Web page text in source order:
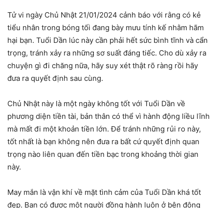
Tử vi ngày Chủ Nhật 21/01/2024 cảnh báo với rằng có kẻ
tiểu nhân trong bóng tối đang bày mưu tính kế nhằm hãm
hại bạn. Tuổi Dần lúc này cần phải hết sức bình tĩnh và cẩn
trọng, tránh xảy ra những sơ suất đáng tiếc. Cho dù xảy ra
chuyện gì đi chăng nữa, hãy suy xét thật rõ ràng rồi hãy
đưa ra quyết định sau cùng.
Chủ Nhật này là một ngày không tốt với Tuổi Dần về
phương diện tiền tài, bản thân có thể vì hành động liều lĩnh
mà mất đi một khoản tiền lớn. Để tránh những rủi ro này,
tốt nhất là bạn không nên đưa ra bất cứ quyết định quan
trọng nào liên quan đến tiền bạc trong khoảng thời gian
này.
May mắn là vận khí về mặt tình cảm của Tuổi Dần khá tốt
đẹp. Bạn có được một người đồng hành luôn ở bên động